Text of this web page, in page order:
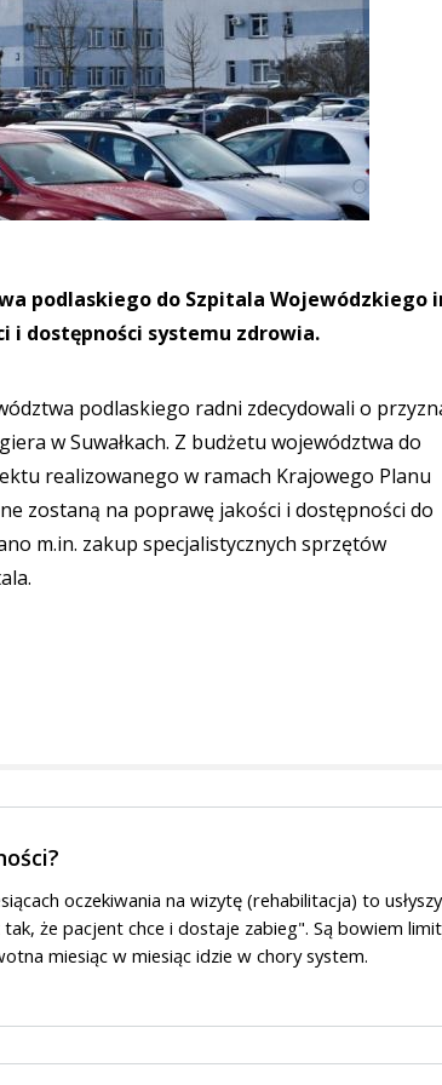
podlaskiego do Szpitala Wojewódzkiego
i dostępności systemu zdrowia.
podlaskiego radni zdecydowali o
w Suwałkach. Z budżetu województwa do
realizowanego w ramach Krajowego Planu
zostaną na poprawę jakości i dostępności do
m.in. zakup specjalistycznych sprzętów
oczekiwania na wizytę (rehabilitacja) to
że pacjent chce i dostaje zabieg". Są bowiem
miesiąc w miesiąc idzie w chory system.